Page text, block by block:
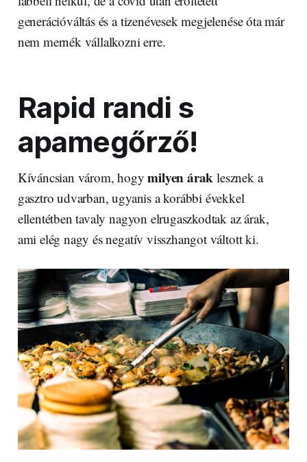
generációváltás és a tizenévesek megjelenése óta már
nem mernék vállalkozni erre.
Rapid randi s
apamegőrző!
Kíváncsian várom, hogymilyen árak lesznek a
gasztro udvarban, ugyanis a korábbi évekkel
ellentétben tavaly nagyon elrugaszkodtak az árak,
ami elég nagy és negatív visszhangot váltott ki.